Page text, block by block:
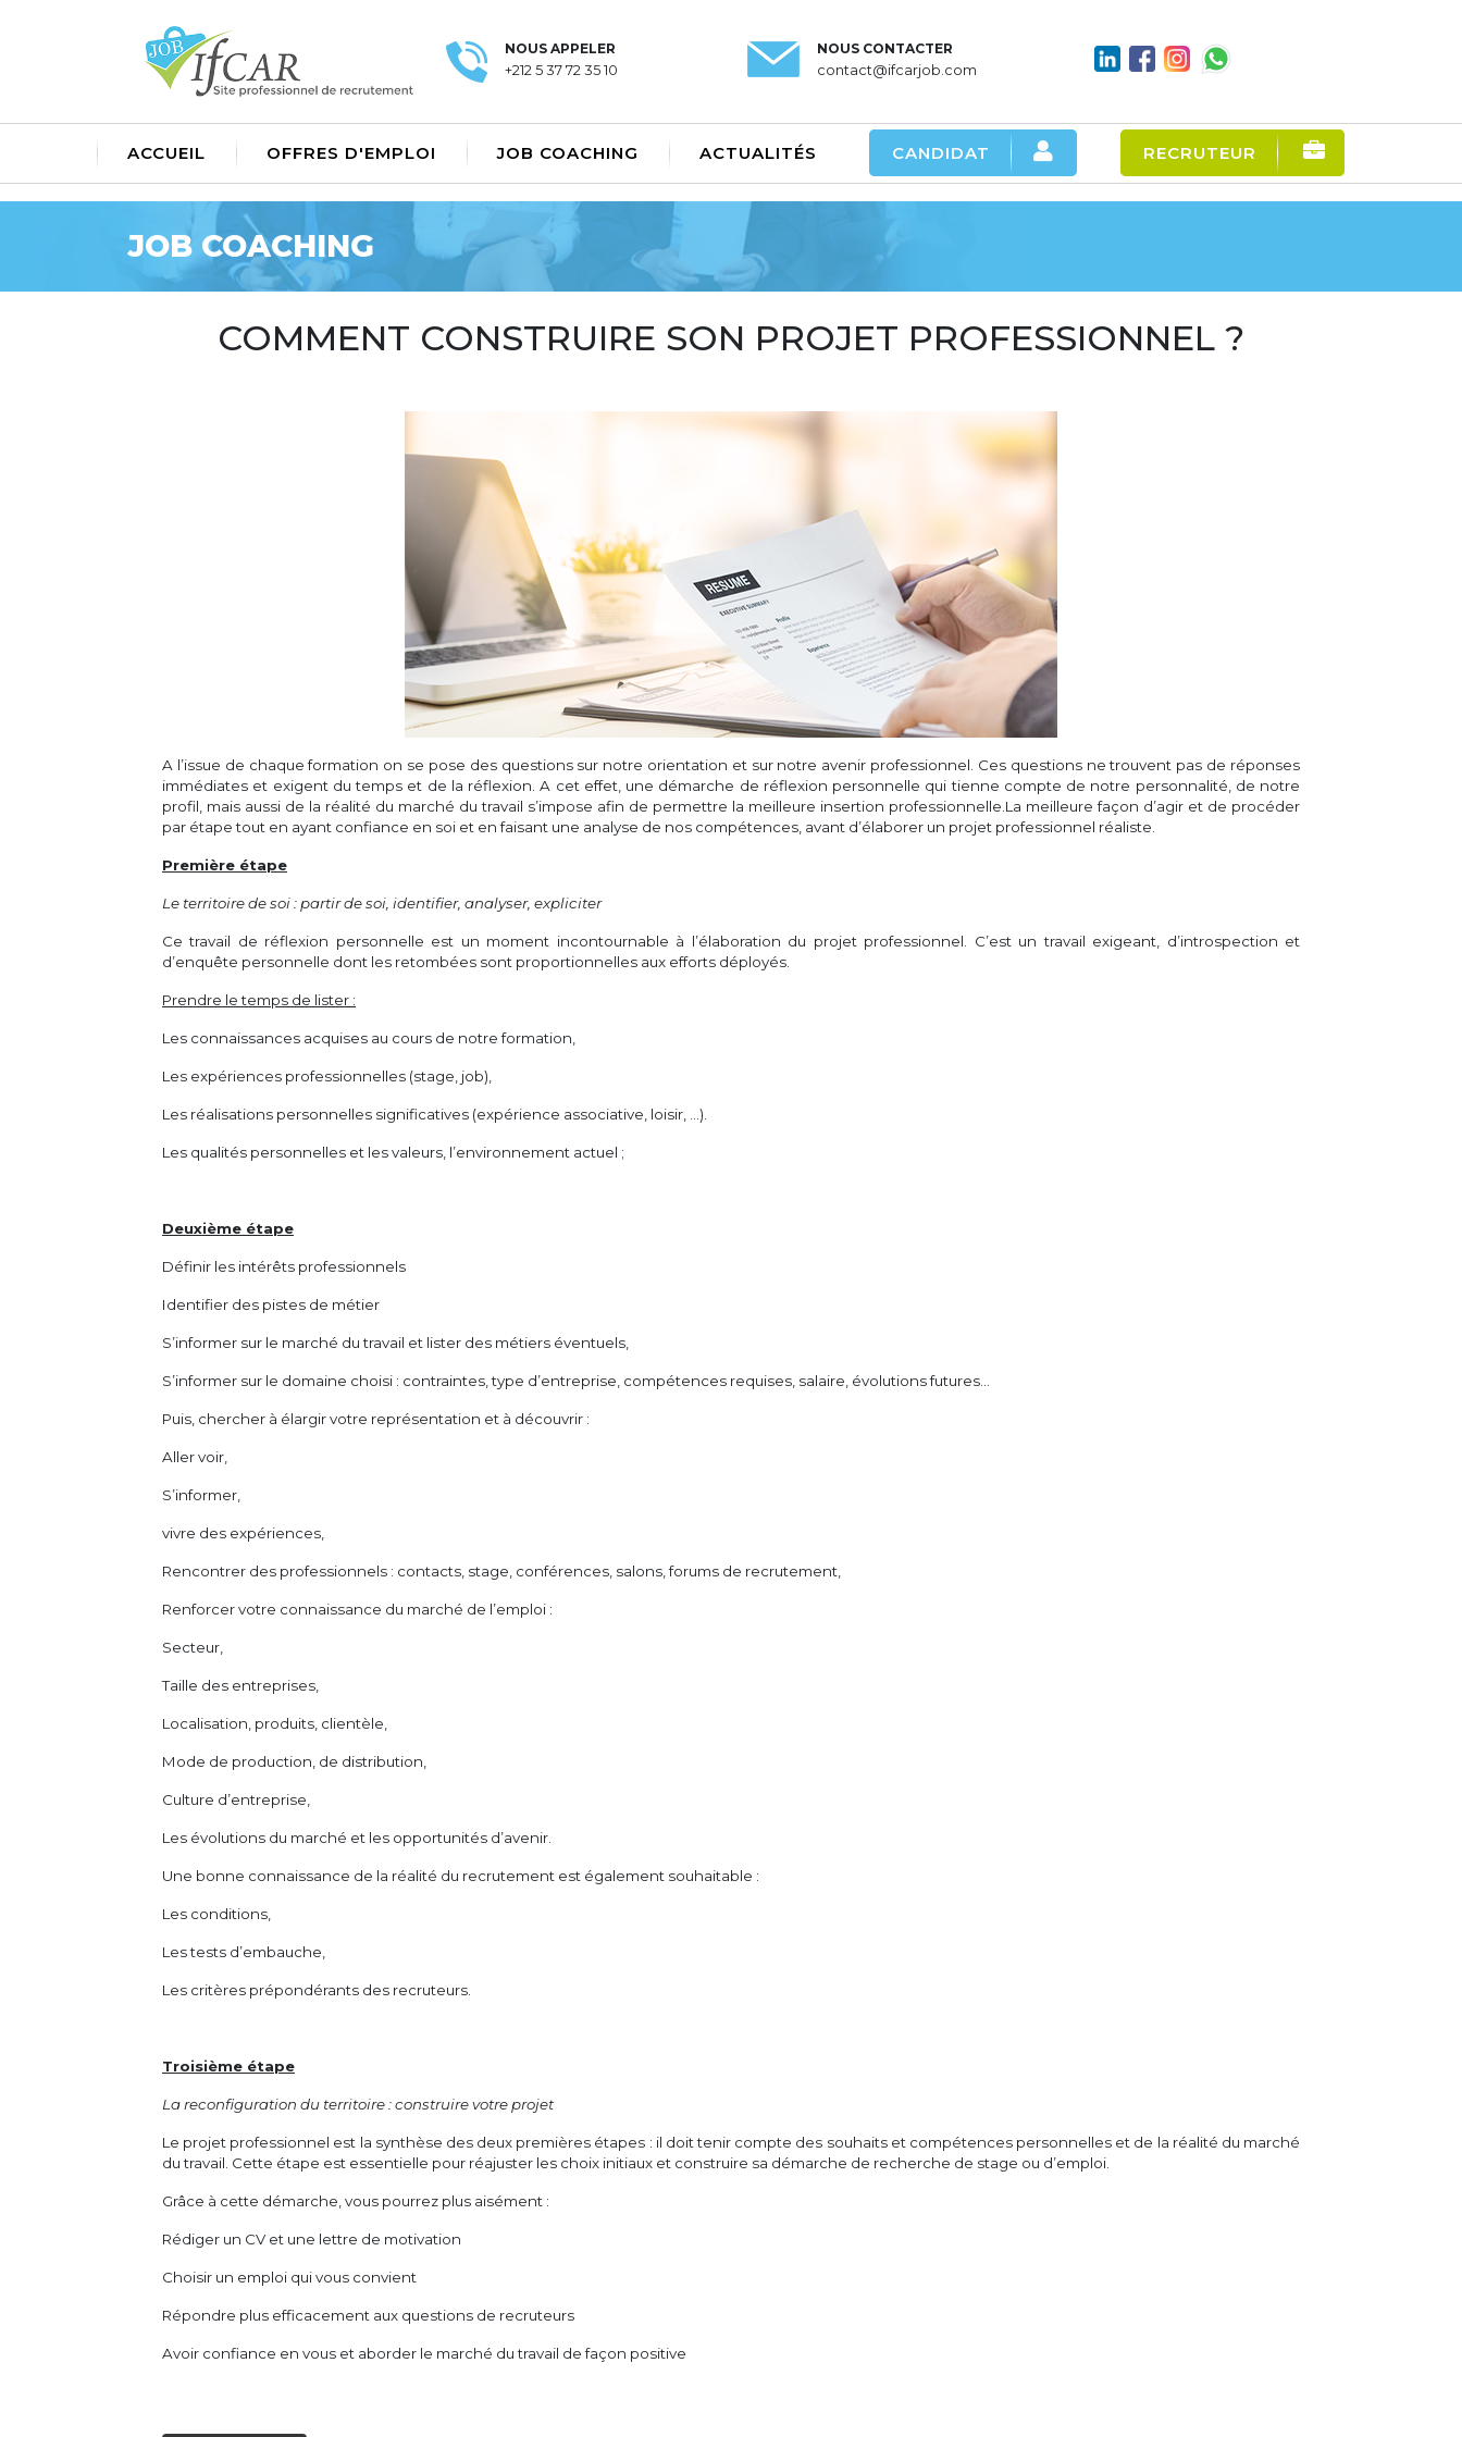
NOUS APPELER
+212 5 37 72 35 10
NOUS CONTACTER
contact@ifcarjob.com
ACCUEIL OFFRES D'EMPLOI JOB COACHING ACTUALITÉS CANDIDAT RECRUTEUR
JOB COACHING
COMMENT CONSTRUIRE SON PROJET PROFESSIONNEL ?
A l’issue de chaque formation on se pose des questions sur notre orientation et sur notre avenir professionnel. Ces questions ne trouvent pas de réponses
immédiates et exigent du temps et de la réflexion. A cet effet, une démarche de réflexion personnelle qui tienne compte de notre personnalité, de notre
profil, mais aussi de la réalité du marché du travail s’impose afin de permettre la meilleure insertion professionnelle.La meilleure façon d’agir et de procéder
par étape tout en ayant confiance en soi et en faisant une analyse de nos compétences, avant d’élaborer un projet professionnel réaliste.
Première étape
Le territoire de soi : partir de soi, identifier, analyser, expliciter
Ce travail de réflexion personnelle est un moment incontournable à l’élaboration du projet professionnel. C’est un travail exigeant, d’introspection et
d’enquête personnelle dont les retombées sont proportionnelles aux efforts déployés.
Prendre le temps de lister :
Les connaissances acquises au cours de notre formation,
Les expériences professionnelles (stage, job),
Les réalisations personnelles significatives (expérience associative, loisir, …).
Les qualités personnelles et les valeurs, l’environnement actuel ;
Deuxième étape
Définir les intérêts professionnels
Identifier des pistes de métier
S’informer sur le marché du travail et lister des métiers éventuels,
S’informer sur le domaine choisi : contraintes, type d’entreprise, compétences requises, salaire, évolutions futures…
Puis, chercher à élargir votre représentation et à découvrir :
Aller voir,
S’informer,
vivre des expériences,
Rencontrer des professionnels : contacts, stage, conférences, salons, forums de recrutement,
Renforcer votre connaissance du marché de l’emploi :
Secteur,
Taille des entreprises,
Localisation, produits, clientèle,
Mode de production, de distribution,
Culture d’entreprise,
Les évolutions du marché et les opportunités d’avenir.
Une bonne connaissance de la réalité du recrutement est également souhaitable :
Les conditions,
Les tests d’embauche,
Les critères prépondérants des recruteurs.
Troisième étape
La reconfiguration du territoire : construire votre projet
Le projet professionnel est la synthèse des deux premières étapes : il doit tenir compte des souhaits et compétences personnelles et de la réalité du marché
du travail. Cette étape est essentielle pour réajuster les choix initiaux et construire sa démarche de recherche de stage ou d’emploi.
Grâce à cette démarche, vous pourrez plus aisément :
Rédiger un CV et une lettre de motivation
Choisir un emploi qui vous convient
Répondre plus efficacement aux questions de recruteurs
Avoir confiance en vous et aborder le marché du travail de façon positive